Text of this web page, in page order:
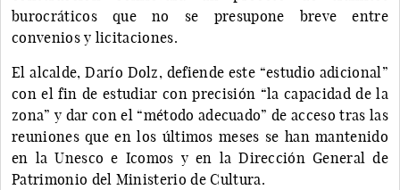
burocráticos que no se presupone breve entre
convenios y licitaciones.
El alcalde, Darío Dolz, defiende este “estudio adicional”
con el fin de estudiar con precisión “la capacidad de la
zona” y dar con el “método adecuado” de acceso tras las
reuniones que en los últimos meses se han mantenido
en la Unesco e Icomos y en la Dirección General de
Patrimonio del Ministerio de Cultura.